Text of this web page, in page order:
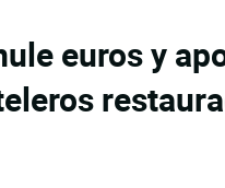
euros y